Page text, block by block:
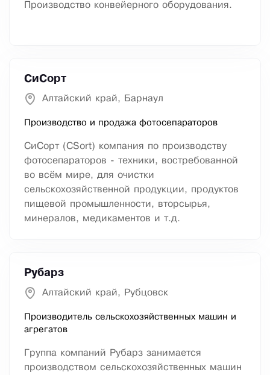
Производство конвейерного оборудования.
СиСорт
Алтайский край, Барнаул
Производство и продажа фотосепараторов
СиСорт (CSort) компания по производству
фотосепараторов - техники, востребованной
во всём мире, для очистки
сельскохозяйственной продукции, продуктов
пищевой промышленности, вторсырья,
минералов, медикаментов и т.д.
Рубарз
Алтайский край, Рубцовск
Производитель сельскохозяйственных машин и
агрегатов
Группа компаний Рубарз занимается
производством сельскохозяйственных машин